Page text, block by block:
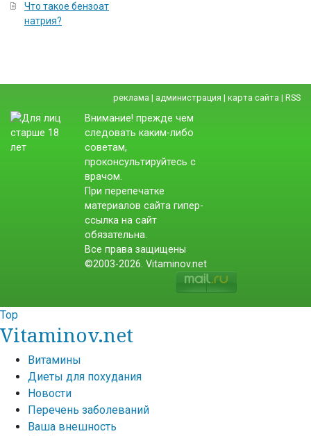
Что такое бензоат
натрия?
реклама | администрация | карта сайта | RSS
Внимание! прежде чем
следовать каким-либо
советам,
проконсультируйтесь с
врачом.
При перепечатке
материалов сайта гипер-
ссылка на сайт
обязательна.
Все права защищены
©2003-2026. Vitaminov.net
Top
Vitaminov.net
Витамины
Диеты для похудания
Новости
Перечень заболеваний
Ваша внешность